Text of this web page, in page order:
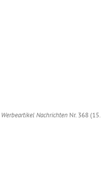
Werbeartikel Nachrichten Nr. 368 (15.